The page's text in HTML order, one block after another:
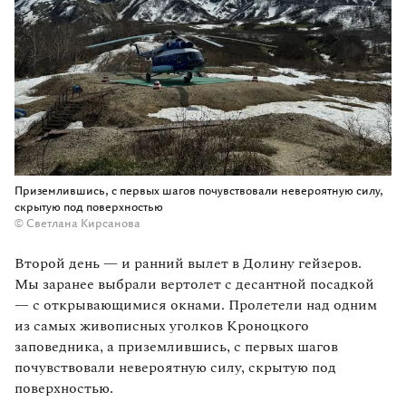
Приземлившись, с первых шагов почувствовали невероятную силу,
скрытую под поверхностью
© Светлана Кирсанова
Второй день — и ранний вылет в Долину гейзеров.
Мы заранее выбрали вертолет с десантной посадкой
— с открывающимися окнами. Пролетели над одним
из самых живописных уголков Кроноцкого
заповедника, а приземлившись, с первых шагов
почувствовали невероятную силу, скрытую под
поверхностью.